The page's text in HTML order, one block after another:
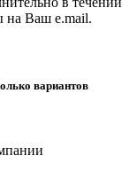
на Ваш e.mail.
вариантов